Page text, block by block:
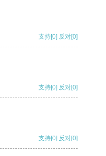
支持[0] 反对[0]
支持[0] 反对[0]
支持[0] 反对[0]